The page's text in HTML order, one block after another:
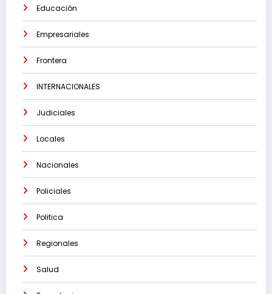
Educación
Empresariales
Frontera
INTERNACIONALES
Judiciales
Locales
Nacionales
Policiales
Politica
Regionales
Salud